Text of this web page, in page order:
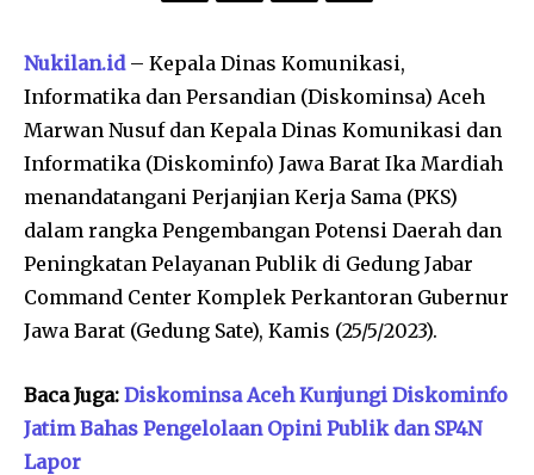
Nukilan.id– Kepala Dinas Komunikasi,
Informatika dan Persandian (Diskominsa) Aceh
Marwan Nusuf dan Kepala Dinas Komunikasi dan
Informatika (Diskominfo) Jawa Barat Ika Mardiah
menandatangani Perjanjian Kerja Sama (PKS)
dalam rangka Pengembangan Potensi Daerah dan
Peningkatan Pelayanan Publik di Gedung Jabar
Command Center Komplek Perkantoran Gubernur
Jawa Barat (Gedung Sate), Kamis (25/5/2023).
Baca Juga: Diskominsa Aceh Kunjungi Diskominfo
Jatim Bahas Pengelolaan Opini Publik dan SP4N
Lapor